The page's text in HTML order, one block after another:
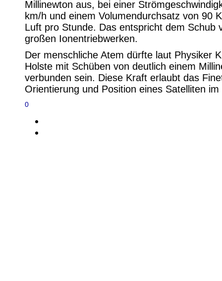
Millinewton aus, bei einer
km/h und einem Volumendurchsatz von 90
Luft pro Stunde. Das entspricht dem Schub
großen Ionentriebwerken.
Der menschliche Atem dürfte laut Physiker
Holste mit Schüben von deutlich einem
verbunden sein. Diese Kraft erlaubt das
Orientierung und Position eines Satelliten
0